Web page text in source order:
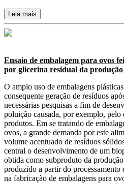
Leia mais
Ensaio de embalagem para ovos
por glicerina residual da produção
O amplo uso de embalagens
consequente geração de resíduos
necessárias pesquisas a fim de
poluição causada, por exemplo, pelo
produtos. Em se tratando de
ovos, a grande demanda por este
volume acentuado de resíduos
central o desenvolvimento de um
obtida como subproduto da
produzido a partir do processamento
na fabricação de embalagens para